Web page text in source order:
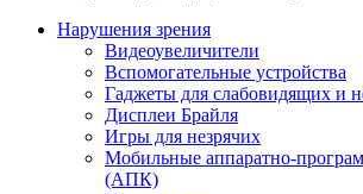
Нарушения зрения
Видеоувеличители
Вспомогательные устройства
Гаджеты для слабовидящих и
Дисплеи Брайля
Игры для незрячих
Мобильные аппаратно-
(АПК)